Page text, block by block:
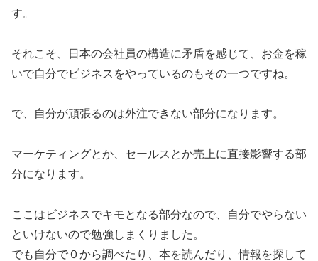
す。
それこそ、日本の会社員の構造に矛盾を感じて、お金を稼
いで自分でビジネスをやっているのもその一つですね。
で、自分が頑張るのは外注できない部分になります。
マーケティングとか、セールスとか売上に直接影響する部
分になります。
ここはビジネスでキモとなる部分なので、自分でやらない
といけないので勉強しまくりました。
でも自分で０から調べたり、本を読んだり、情報を探して